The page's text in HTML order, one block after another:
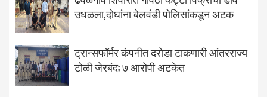
उधळला,दोघांना बेलवंडी पोलिसांकडून अटक
ट्रान्सफॉर्मर कंपनीत दरोडा टाकणारी आंतरराज्य
टोळी जेरबंद; ७ आरोपी अटकेत